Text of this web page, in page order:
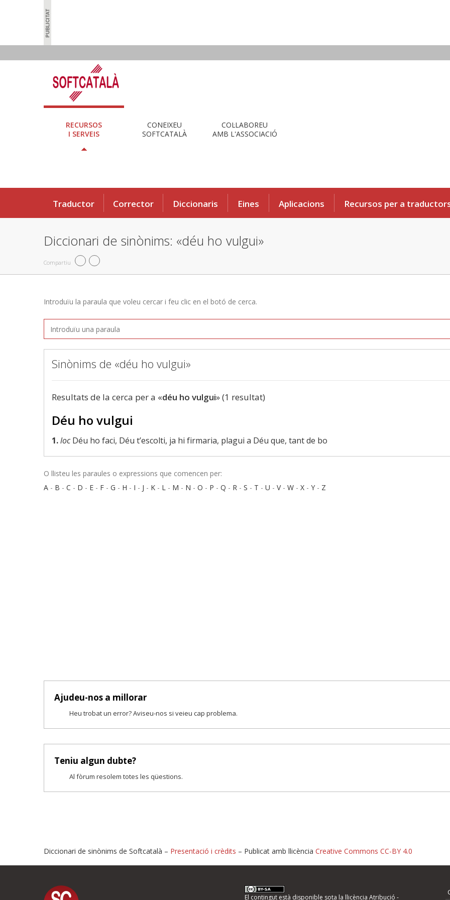
RECURSOS
I SERVEIS
CONEIXEU
SOFTCATALÀ
COL·LABOREU
AMB L'ASSOCIACIÓ
Traductor Corrector Diccionaris Eines Aplicacions Recursos per a
Diccionari de sinònims: «déu ho vulgui»
Compartiu
Introduïu la paraula que voleu cercar i feu clic en el botó de cerca.
Sinònims de «déu ho vulgui»
Resultats de la cerca per a «déu ho vulgui» (1 resultat)
Déu ho vulgui
1.locDéu ho faci, Déu t’escolti, ja hi firmaria, plagui a Déu que, tant de bo
O llisteu les paraules o expressions que comencen per:
A - B - C - D - E - F - G - H - I - J - K - L - M - N - O - P - Q - R - S - T - U - V- W - X - Y - Z
Ajudeu-nos a millorar
Heu trobat un error? Aviseu-nos si veieu cap problema.
Teniu algun dubte?
Al fòrum resolem totes les qüestions.
Proposeu-nos millores o informeu d'errors
Diccionari de sinònims de Softcatalà – Presentació i crèdits – Publicat amb llicència Creative Commons CC-BY 4.0
El contingut està disponible sota la llicència Atribució -